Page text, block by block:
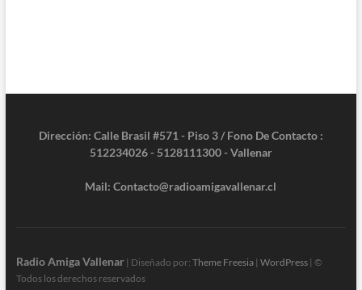
Dirección: Calle Brasil #571 - Piso 3 / Fono De Contacto :
512234026 - 5128111300 - Vallenar
Mail: Contacto@radioamigavallenar.cl
Radio Amiga Vallenar| Diseñado por: Theme Freesia| WordPress| ©
Todos los derechos reservados